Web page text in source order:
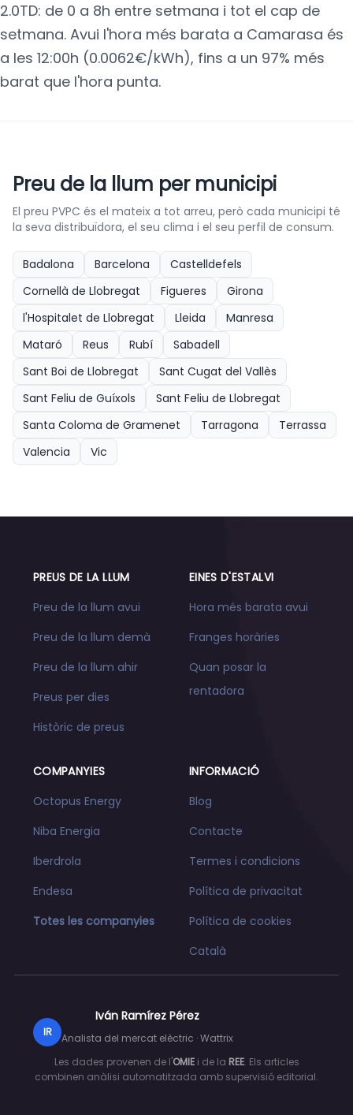
2.0TD: de 0 a 8h entre setmana i tot el cap de
setmana. Avui l'hora més barata a Camarasa és
a les 12:00h (0.0062€/kWh), fins a un 97% més
barat que l'hora punta.
Preu de la llum per municipi
El preu PVPC és el mateix a tot arreu, però cada municipi té
la seva distribuïdora, el seu clima i el seu perfil de consum.
Badalona Barcelona
Castelldefels
Cornellà de Llobregat
Figueres
Girona
l'Hospitalet de Llobregat
Lleida
Manresa
Mataró
Reus Rubí
Sabadell
Sant Boi de Llobregat
Sant Cugat del Vallès
Sant Feliu de Guíxols
Sant Feliu de Llobregat
Santa Coloma de Gramenet
Tarragona
Terrassa
Valencia
Vic
PREUS DE LA LLUM
Preu de la llum avui
Preu de la llum demà
Preu de la llum ahir
Preus per dies
Històric de preus
EINES D'ESTALVI
Hora més barata avui
Franges horàries
Quan posar la
rentadora
COMPANYIES
Octopus Energy
Niba Energia
Iberdrola
Endesa
Totes les companyies
INFORMACIÓ
Blog
Contacte
Termes i condicions
Política de privacitat
Política de cookies
Català
IR
Iván Ramírez Pérez
Analista del mercat elèctric · Wattrix
Les dades provenen de l'OMIEi de la REE. Els articles
combinen anàlisi automatitzada amb supervisió editorial.